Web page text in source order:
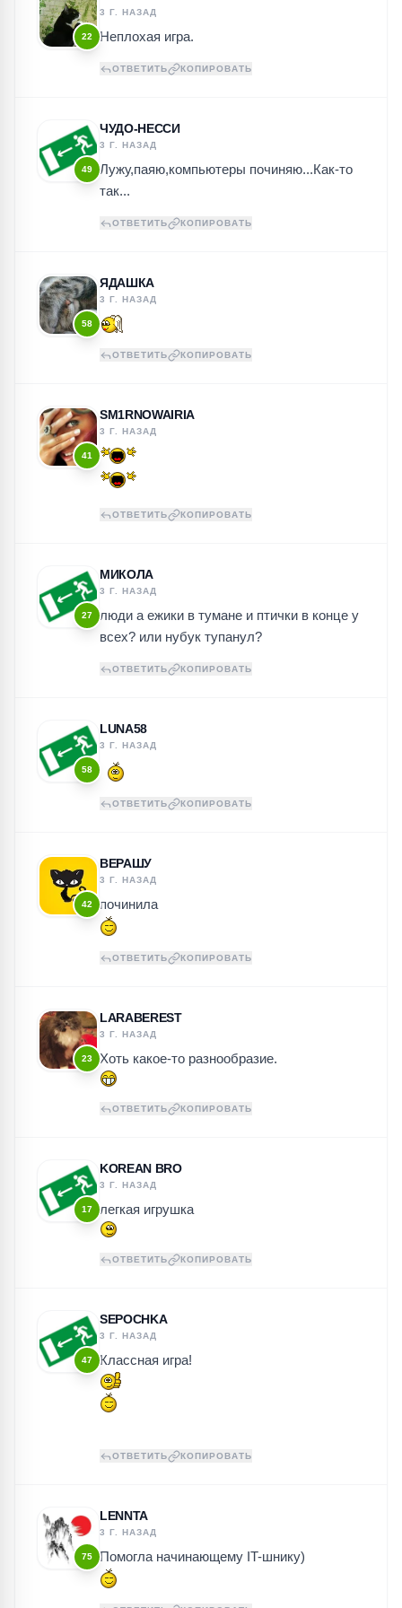
22
3 Г. НАЗАД
Неплохая игра.
ОТВЕТИТЬ КОПИРОВАТЬ
49
ЧУДО-НЕССИ
3 Г. НАЗАД
Лужу,паяю,компьютеры починяю...Как-то
так...
ОТВЕТИТЬ КОПИРОВАТЬ
58
ЯДАШКА
3 Г. НАЗАД
ОТВЕТИТЬ КОПИРОВАТЬ
41
SM1RNOWAIRIA
3 Г. НАЗАД
ОТВЕТИТЬ КОПИРОВАТЬ
27
МИКОЛА
3 Г. НАЗАД
люди а ежики в тумане и птички в конце у
всех? или нубук тупанул?
ОТВЕТИТЬ КОПИРОВАТЬ
58
LUNA58
3 Г. НАЗАД
ОТВЕТИТЬ КОПИРОВАТЬ
42
ВЕРАШУ
3 Г. НАЗАД
починила
ОТВЕТИТЬ КОПИРОВАТЬ
23
LARABEREST
3 Г. НАЗАД
Хоть какое-то разнообразие.
ОТВЕТИТЬ КОПИРОВАТЬ
17
KOREAN BRO
3 Г. НАЗАД
легкая игрушка
ОТВЕТИТЬ КОПИРОВАТЬ
47
SEPOCHKA
3 Г. НАЗАД
Классная игра!
ОТВЕТИТЬ КОПИРОВАТЬ
75
LENNTA
3 Г. НАЗАД
Помогла начинающему IT-шнику)